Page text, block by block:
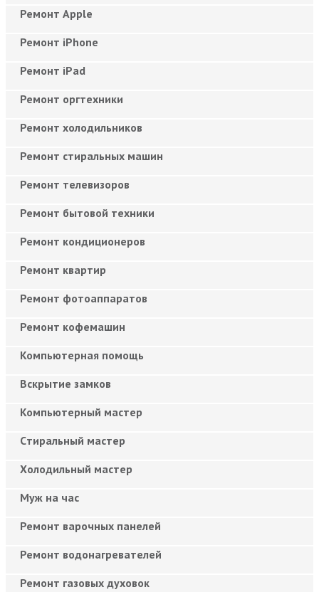
Ремонт Apple
Ремонт iPhone
Ремонт iPad
Ремонт оргтехники
Ремонт холодильников
Ремонт стиральных машин
Ремонт телевизоров
Ремонт бытовой техники
Ремонт кондиционеров
Ремонт квартир
Ремонт фотоаппаратов
Ремонт кофемашин
Компьютерная помощь
Вскрытие замков
Компьютерный мастер
Cтиральный мастер
Холодильный мастер
Муж на час
Ремонт варочных панелей
Ремонт водонагревателей
Ремонт газовых духовок